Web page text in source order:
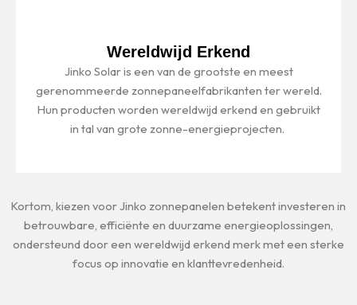
Wereldwijd Erkend
Jinko Solar is een van de grootste en meest
gerenommeerde zonnepaneelfabrikanten ter wereld.
Hun producten worden wereldwijd erkend en gebruikt
in tal van grote zonne-energieprojecten.
Kortom, kiezen voor Jinko zonnepanelen betekent investeren in
betrouwbare, efficiënte en duurzame energieoplossingen,
ondersteund door een wereldwijd erkend merk met een sterke
focus op innovatie en klanttevredenheid.